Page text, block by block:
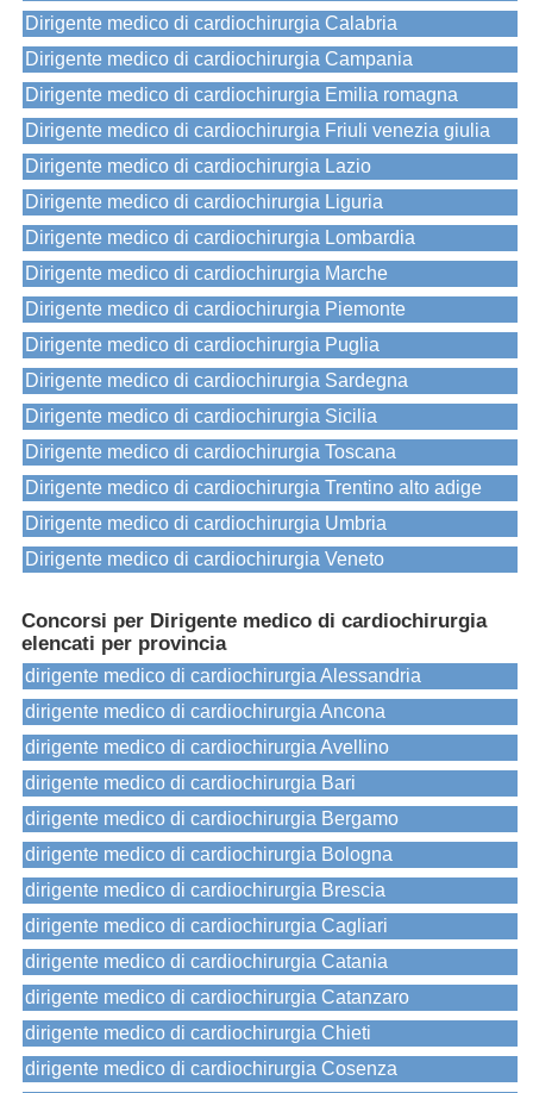
Dirigente medico di cardiochirurgia Calabria
Dirigente medico di cardiochirurgia Campania
Dirigente medico di cardiochirurgia Emilia romagna
Dirigente medico di cardiochirurgia Friuli venezia giulia
Dirigente medico di cardiochirurgia Lazio
Dirigente medico di cardiochirurgia Liguria
Dirigente medico di cardiochirurgia Lombardia
Dirigente medico di cardiochirurgia Marche
Dirigente medico di cardiochirurgia Piemonte
Dirigente medico di cardiochirurgia Puglia
Dirigente medico di cardiochirurgia Sardegna
Dirigente medico di cardiochirurgia Sicilia
Dirigente medico di cardiochirurgia Toscana
Dirigente medico di cardiochirurgia Trentino alto adige
Dirigente medico di cardiochirurgia Umbria
Dirigente medico di cardiochirurgia Veneto
Concorsi per Dirigente medico di cardiochirurgia
elencati per provincia
dirigente medico di cardiochirurgia Alessandria
dirigente medico di cardiochirurgia Ancona
dirigente medico di cardiochirurgia Avellino
dirigente medico di cardiochirurgia Bari
dirigente medico di cardiochirurgia Bergamo
dirigente medico di cardiochirurgia Bologna
dirigente medico di cardiochirurgia Brescia
dirigente medico di cardiochirurgia Cagliari
dirigente medico di cardiochirurgia Catania
dirigente medico di cardiochirurgia Catanzaro
dirigente medico di cardiochirurgia Chieti
dirigente medico di cardiochirurgia Cosenza